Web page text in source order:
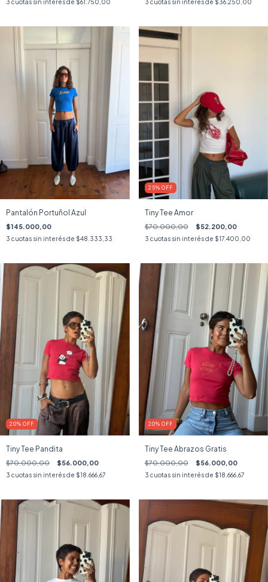
3 cuotas sin interés de $61.750,00 3 cuotas sin interés de $36.250,00
Pantalón Portuñol Azul
$145.000,00
3 cuotas sin interés de $48.333,33
25% OFF
Tiny Tee Amor
$70.000,00 $52.200,00
3 cuotas sin interés de $17.400,00
20% OFF
Tiny Tee Pandita
$70.000,00 $56.000,00
3 cuotas sin interés de $18.666,67
20% OFF
Tiny Tee Abrazos Gratis
$70.000,00 $56.000,00
3 cuotas sin interés de $18.666,67